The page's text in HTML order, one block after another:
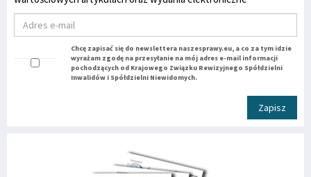
Chcę zapisać się do newslettera naszesprawy.eu, a co za tym idzie
wyrażam zgodę na przesyłanie na mój adres e-mail informacji
pochodzących od Krajowego Związku Rewizyjnego Spółdzielni
Inwalidów i Spółdzielni Niewidomych.
Zapisz